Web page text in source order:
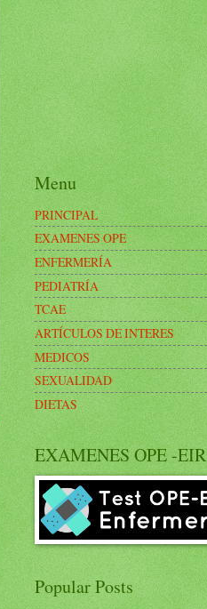
Menu
PRINCIPAL
EXAMENES OPE
ENFERMERÍA
PEDIATRÍA
TCAE
ARTÍCULOS DE INTERES
MEDICOS
SEXUALIDAD
DIETAS
EXAMENES OPE -EIR
Popular Posts